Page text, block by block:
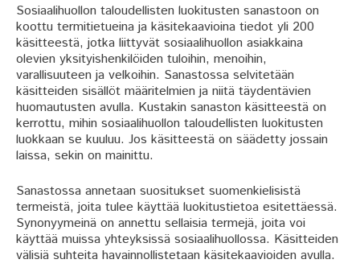
Sosiaalihuollon taloudellisten luokitusten sanastoon on
koottu termitietueina ja käsitekaavioina tiedot yli 200
käsitteestä, jotka liittyvät sosiaalihuollon asiakkaina
olevien yksityishenkilöiden tuloihin, menoihin,
varallisuuteen ja velkoihin. Sanastossa selvitetään
käsitteiden sisällöt määritelmien ja niitä täydentävien
huomautusten avulla. Kustakin sanaston käsitteestä on
kerrottu, mihin sosiaalihuollon taloudellisten luokitusten
luokkaan se kuuluu. Jos käsitteestä on säädetty jossain
laissa, sekin on mainittu.
Sanastossa annetaan suositukset suomenkielisistä
termeistä, joita tulee käyttää luokitustietoa esitettäessä.
Synonyymeinä on annettu sellaisia termejä, joita voi
käyttää muissa yhteyksissä sosiaalihuollossa. Käsitteiden
välisiä suhteita havainnollistetaan käsitekaavioiden avulla.